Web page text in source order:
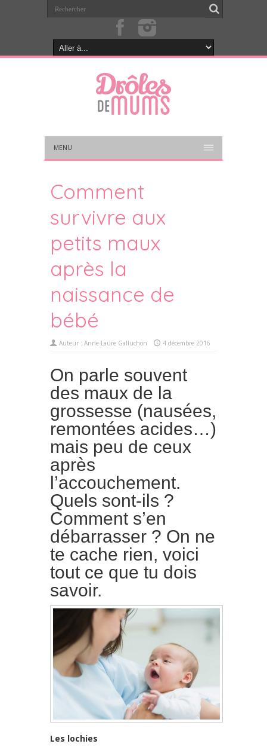
MENU
Comment
survivre aux
petits maux
après la
naissance de
bébé
Auteur : Anne-Laure Galluchon 4 décembre 2016
On parle souvent
des maux de la
grossesse (nausées,
remontées acides…)
mais peu de ceux
après
l’accouchement.
Quels sont-ils ?
Comment s’en
débarrasser ? On ne
te cache rien, voici
tout ce que tu dois
savoir.
Les lochies